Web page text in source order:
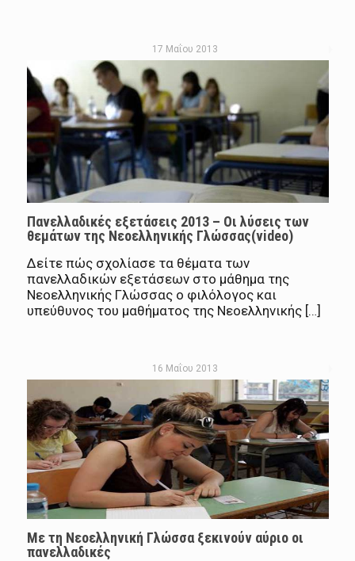
17 Μαΐου 2013
Πανελλαδικές εξετάσεις 2013 – Οι λύσεις των
θεμάτων της Νεοελληνικής Γλώσσας(video)
Δείτε πώς σχολίασε τα θέματα των
πανελλαδικών εξετάσεων στο μάθημα της
Νεοελληνικής Γλώσσας ο φιλόλογος και
υπεύθυνος του μαθήματος της Νεοελληνικής […]
16 Μαΐου 2013
Με τη Nεοελληνική Γλώσσα ξεκινούν αύριο οι
πανελλαδικές